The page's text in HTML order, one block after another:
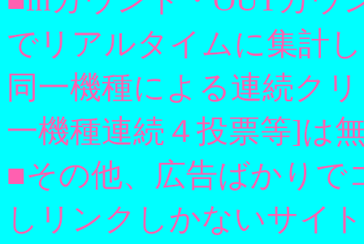
でリアルタイムに集計
同一機種による連続ク
一機種連続４投票等]は
■その他、広告ばかりで
しリンクしかないサイ